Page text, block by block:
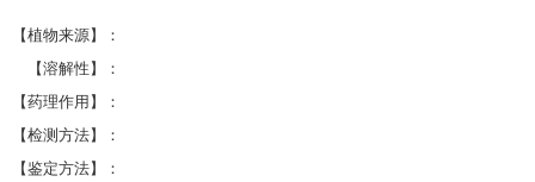
【植物来源】：
【溶解性】：
【药理作用】：
【检测方法】：
【鉴定方法】：